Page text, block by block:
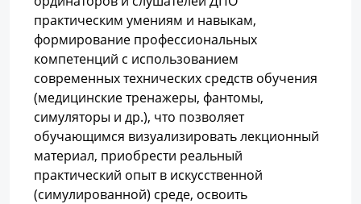
практическим умениям и навыкам,
формирование профессиональных
компетенций с использованием
современных технических средств обучения
(медицинские тренажеры, фантомы,
симуляторы и др.), что позволяет
обучающимся визуализировать лекционный
материал, приобрести реальный
практический опыт в искусственной
(симулированной) среде, освоить